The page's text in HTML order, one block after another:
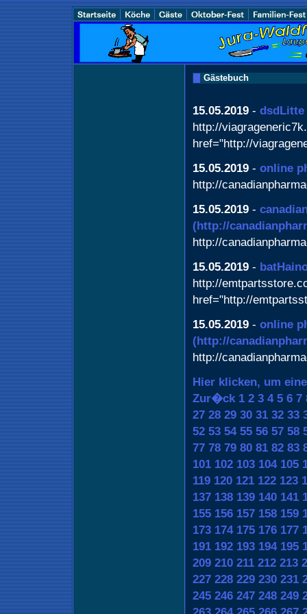
Gästebuch
15.05.2019 - dsdLitte
http://
href="http://
15.05.2019 - online
http://
15.05.2019 -
(http://
http://
15.05.2019 -
http://
href="http://
15.05.2019 - online
(http://
http://
Hier klicken, um
Zur�ck 1 2 3 4 5 6 7
27 28 29 30 31 32 33
52 53 54 55 56 57 58
77 78 79 80 81 82 83
101 102 103 104 105
119 120 121 122 123
137 138 139 140 141
155 156 157 158 159
173 174 175 176 177
191 192 193 194 195
209 210 211 212 213
227 228 229 230 231
245 246 247 248 249